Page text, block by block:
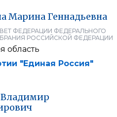
Марина Геннадьевна
ФЕДЕРАЦИИ ФЕДЕРАЛЬНОГО
РОССИЙСКОЙ ФЕДЕРАЦИИ
область
"Единая Россия"
Владимир